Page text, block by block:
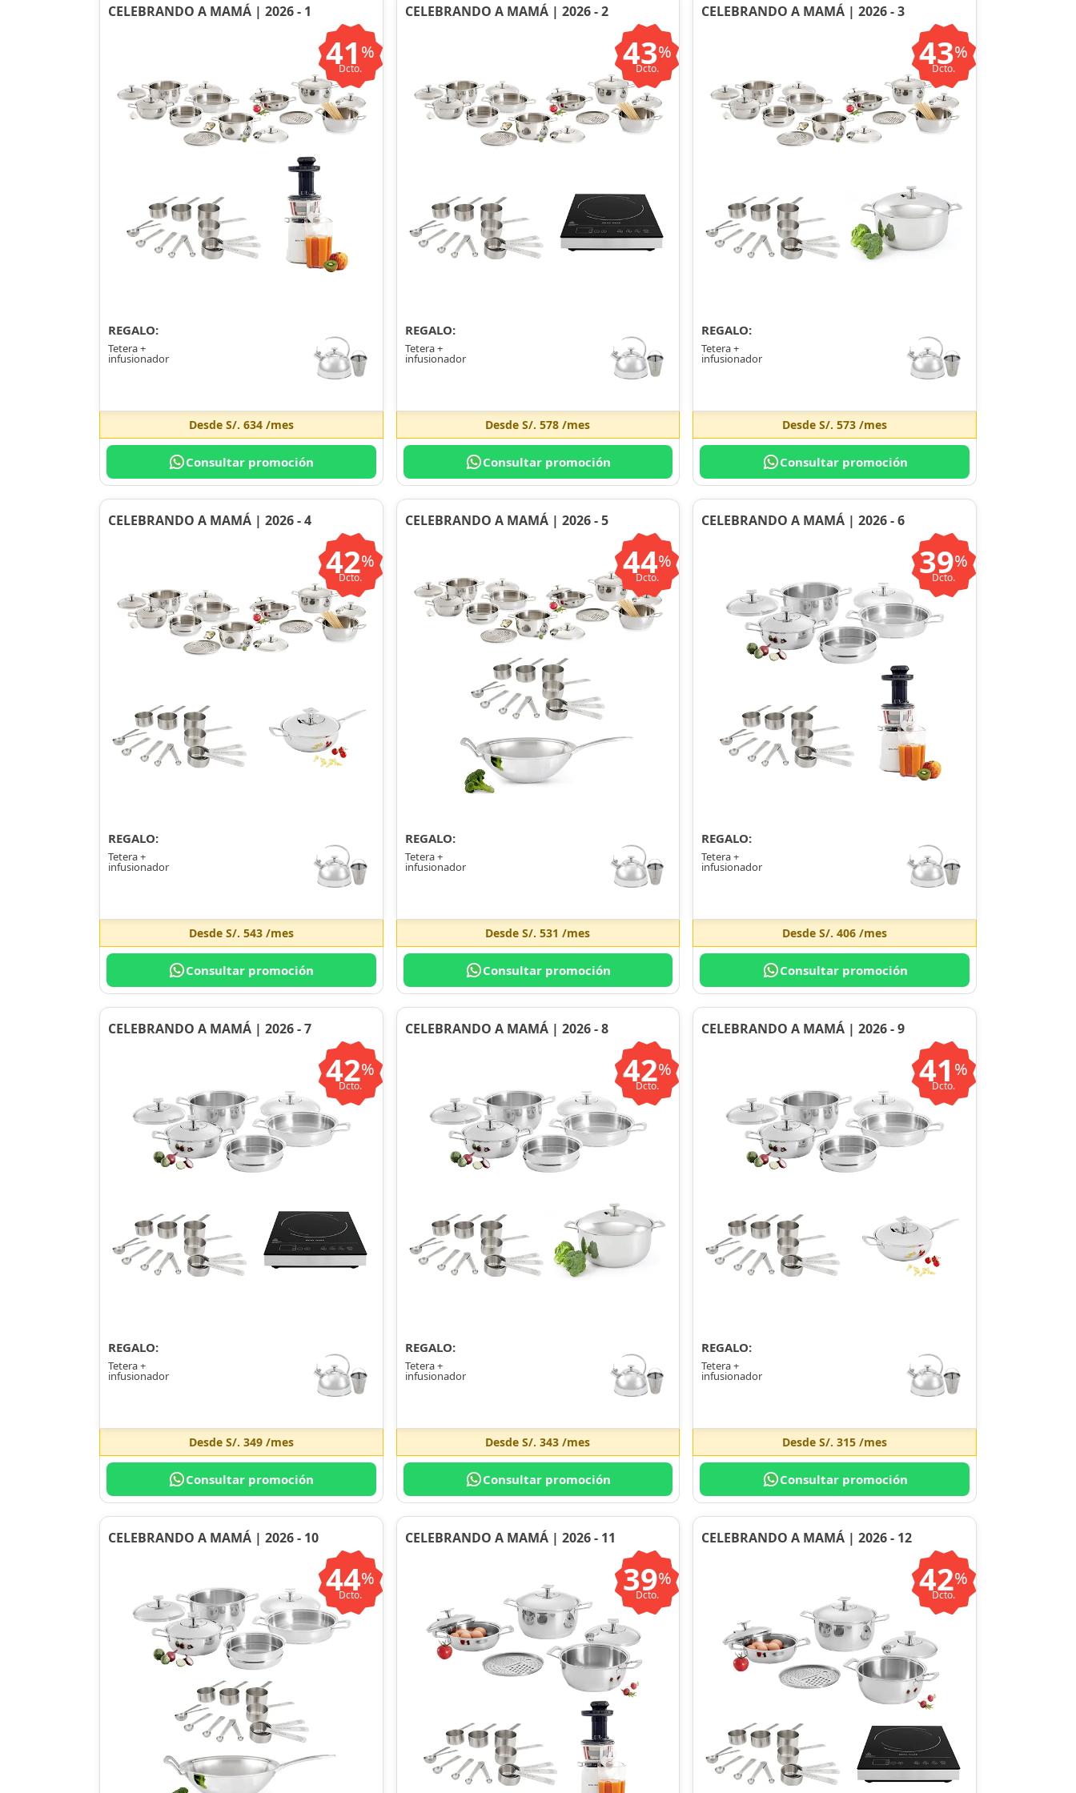
CELEBRANDO A MAMÁ | 2026 - 1
41 %
Dcto.
REGALO:
Tetera +
infusionador
Desde S/. 634/mes
Consultar promoción
CELEBRANDO A MAMÁ | 2026 - 2
43%
Dcto.
REGALO:
Tetera +
infusionador
DesdeS/. 578 /mes
Consultar promoción
CELEBRANDO A MAMÁ | 2026 - 3
43%
Dcto.
REGALO:
Tetera +
infusionador
DesdeS/. 573 /mes
Consultar promoción
CELEBRANDO A MAMÁ | 2026 - 4
42%
Dcto.
REGALO:
Tetera +
infusionador
Desde S/. 543/mes
Consultar promoción
CELEBRANDO A MAMÁ | 2026 - 5
44%
Dcto.
REGALO:
Tetera +
infusionador
DesdeS/. 531 /mes
Consultar promoción
CELEBRANDO A MAMÁ | 2026 - 6
39%
Dcto.
REGALO:
Tetera +
infusionador
DesdeS/. 406 /mes
Consultar promoción
CELEBRANDO A MAMÁ | 2026 - 7
42%
Dcto.
REGALO:
Tetera +
infusionador
Desde S/. 349/mes
Consultar promoción
CELEBRANDO A MAMÁ | 2026 - 8
42%
Dcto.
REGALO:
Tetera +
infusionador
DesdeS/. 343 /mes
Consultar promoción
CELEBRANDO A MAMÁ | 2026 - 9
41 %
Dcto.
REGALO:
Tetera +
infusionador
DesdeS/. 315 /mes
Consultar promoción
CELEBRANDO A MAMÁ | 2026 - 10
44%
Dcto.
CELEBRANDO A MAMÁ | 2026 - 11
39%
Dcto.
CELEBRANDO A MAMÁ | 2026 - 12
42%
Dcto.